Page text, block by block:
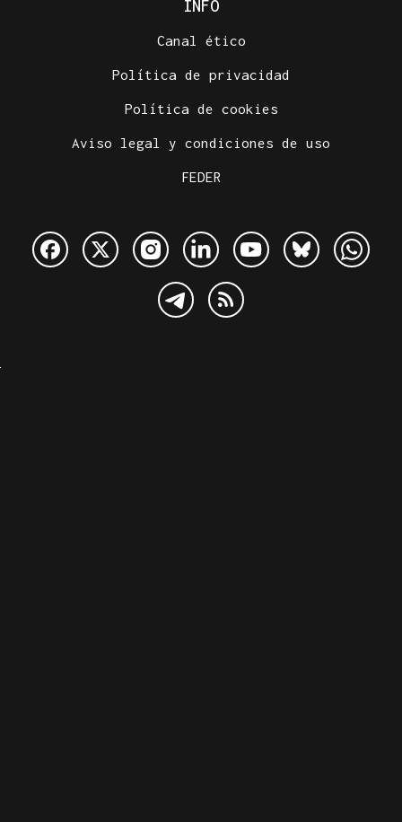
INFO
Canal ético
Política de privacidad
Política de cookies
Aviso legal y condiciones de uso
FEDER